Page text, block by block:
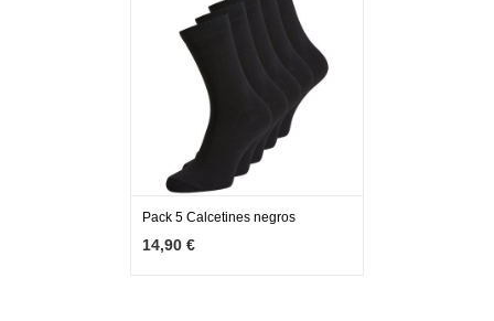
AÑADIR
Pack 5 Calcetines negros
14,90 €